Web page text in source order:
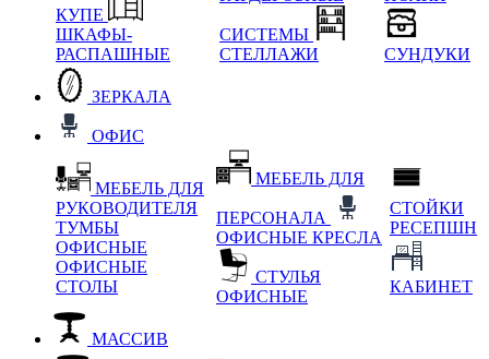
КУПЕ
ШКАФЫ-
РАСПАШНЫЕ
СИСТЕМЫ
СТЕЛЛАЖИ
СУНДУКИ
ЗЕРКАЛА
ОФИС
МЕБЕЛЬ ДЛЯ
РУКОВОДИТЕЛЯ
ТУМБЫ
ОФИСНЫЕ
ОФИСНЫЕ
СТОЛЫ
МЕБЕЛЬ ДЛЯ
ПЕРСОНАЛА
ОФИСНЫЕ КРЕСЛА
СТУЛЬЯ
ОФИСНЫЕ
СТОЙКИ
РЕСЕПШН
КАБИНЕТ
МАССИВ